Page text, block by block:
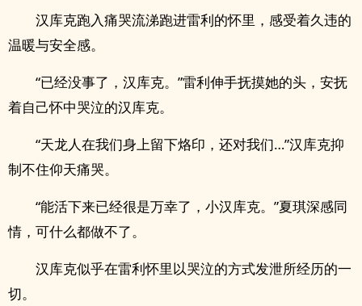
汉库克跑入痛哭流涕跑进雷利的怀里，感受着久违的
温暖与安全感。
“已经没事了，汉库克。”雷利伸手抚摸她的头，安抚
着自己怀中哭泣的汉库克。
“天龙人在我们身上留下烙印，还对我们…”汉库克抑
制不住仰天痛哭。
“能活下来已经很是万幸了，小汉库克。”夏琪深感同
情，可什么都做不了。
汉库克似乎在雷利怀里以哭泣的方式发泄所经历的一
切。